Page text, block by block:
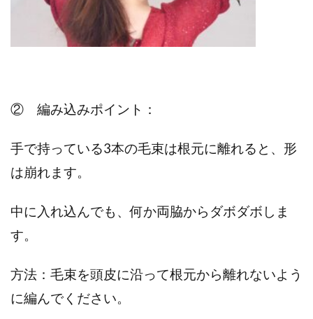
② 編み込みポイント：
手で持っている3本の毛束は根元に離れると、形
は崩れます。
中に入れ込んでも、何か両脇からダボダボしま
す。
方法：毛束を頭皮に沿って根元から離れないよう
に編んでください。